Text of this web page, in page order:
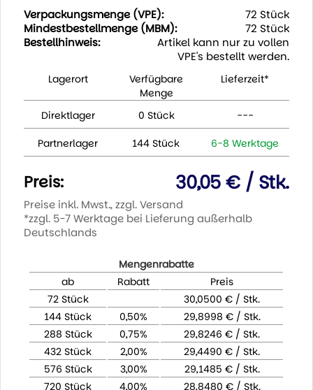
Verpackungsmenge (VPE):
72 Stück
Mindestbestellmenge (MBM):
72 Stück
Bestellhinweis:
Artikel kann nur zu vollen
VPE's bestellt werden.
Lagerort
Verfügbare
Menge
Lieferzeit*
Direktlager 0 Stück ---
Partnerlager 144 Stück 6-8 Werktage
Preis: 30,05 € / Stk.
Preise inkl. Mwst., zzgl. Versand
*zzgl. 5-7 Werktage bei Lieferung außerhalb
Deutschlands
Mengenrabatte
ab
Rabatt
Preis
72 Stück
30,0500 € / Stk.
144 Stück
0,50%
29,8998 € / Stk.
288 Stück
0,75%
29,8246 € / Stk.
432 Stück
2,00%
29,4490 € / Stk.
576 Stück
3,00%
29,1485 € / Stk.
720 Stück
4,00% 28,8480 € / Stk.